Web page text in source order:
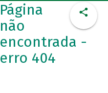
Página
não
encontrada -
erro 404